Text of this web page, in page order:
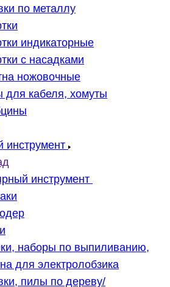
по металлу
индикаторные
с насадками
ножовочные
для кабеля, хомуты
инструмент
инструмент
наборы по выпиливанию,
для электролобзика
пилы по дереву/